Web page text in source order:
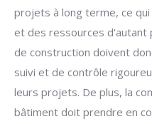
projets à long terme, ce
et des ressources d'autant
de construction doivent
suivi et de contrôle
leurs projets. De plus, la
bâtiment doit prendre en